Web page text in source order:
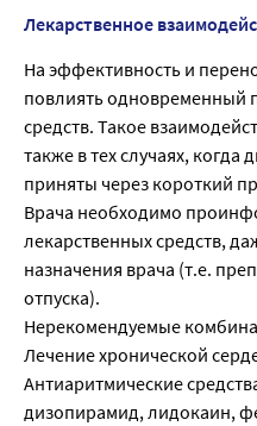
Лекарственное
На эффективность и
повлиять одновременный
средств. Такое
также в тех случаях, когда
приняты через короткий
Врача необходимо
лекарственных средств,
назначения врача (т.е.
отпуска).
Нерекомендуемые
Лечение хронической
Антиаритмические
дизопирамид, лидокаин,